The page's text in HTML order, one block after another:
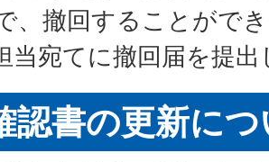
、撤回することがで
当宛てに撤回届を提
認書の更新に